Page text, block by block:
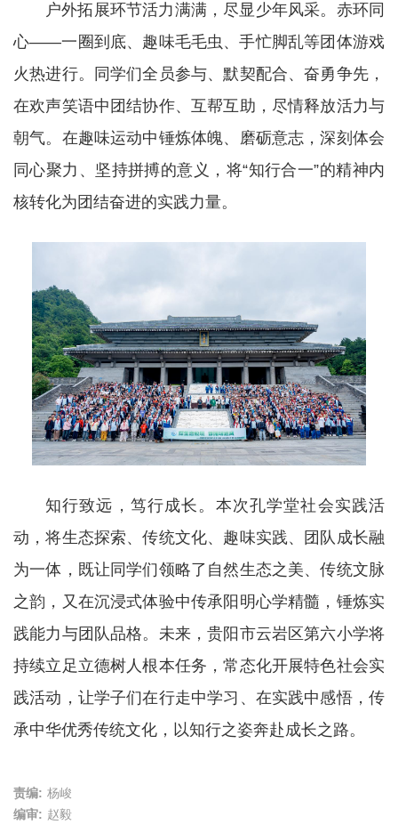
户外拓展环节活力满满，尽显少年风采。赤环同
心——一圈到底、趣味毛毛虫、手忙脚乱等团体游戏
火热进行。同学们全员参与、默契配合、奋勇争先，
在欢声笑语中团结协作、互帮互助，尽情释放活力与
朝气。在趣味运动中锤炼体魄、磨砺意志，深刻体会
同心聚力、坚持拼搏的意义，将“知行合一”的精神内
核转化为团结奋进的实践力量。
知行致远，笃行成长。本次孔学堂社会实践活
动，将生态探索、传统文化、趣味实践、团队成长融
为一体，既让同学们领略了自然生态之美、传统文脉
之韵，又在沉浸式体验中传承阳明心学精髓，锤炼实
践能力与团队品格。未来，贵阳市云岩区第六小学将
持续立足立德树人根本任务，常态化开展特色社会实
践活动，让学子们在行走中学习、在实践中感悟，传
承中华优秀传统文化，以知行之姿奔赴成长之路。
责编: 杨峻
编审: 赵毅